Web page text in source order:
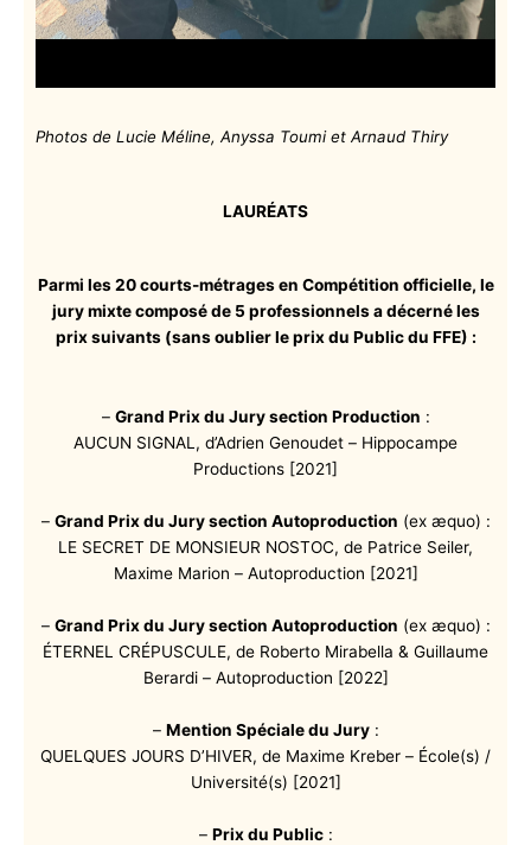
Photos de Lucie Méline, Anyssa Toumi et Arnaud Thiry
LAURÉATS
Parmi les 20 courts-métrages en Compétition officielle, le
jury mixte composé de 5 professionnels a décerné les
prix suivants (sans oublier le prix du Public du FFE) :
– Grand Prix du Jury section Production :
AUCUN SIGNAL, d’Adrien Genoudet – Hippocampe
Productions [2021]
– Grand Prix du Jury section Autoproduction (ex æquo) :
LE SECRET DE MONSIEUR NOSTOC, de Patrice Seiler,
Maxime Marion – Autoproduction [2021]
– Grand Prix du Jury section Autoproduction (ex æquo) :
ÉTERNEL CRÉPUSCULE, de Roberto Mirabella & Guillaume
Berardi – Autoproduction [2022]
– Mention Spéciale du Jury:
QUELQUES JOURS D’HIVER, de Maxime Kreber – École(s) /
Université(s) [2021]
– Prix du Public: